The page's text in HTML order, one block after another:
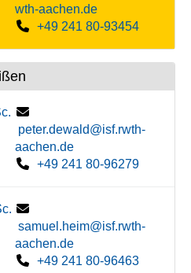
wth-aachen.de
+49 241 80-93454
peter.dewald@isf.rwth-
aachen.de
+49 241 80-96279
samuel.heim@isf.rwth-
aachen.de
+49 241 80-96463